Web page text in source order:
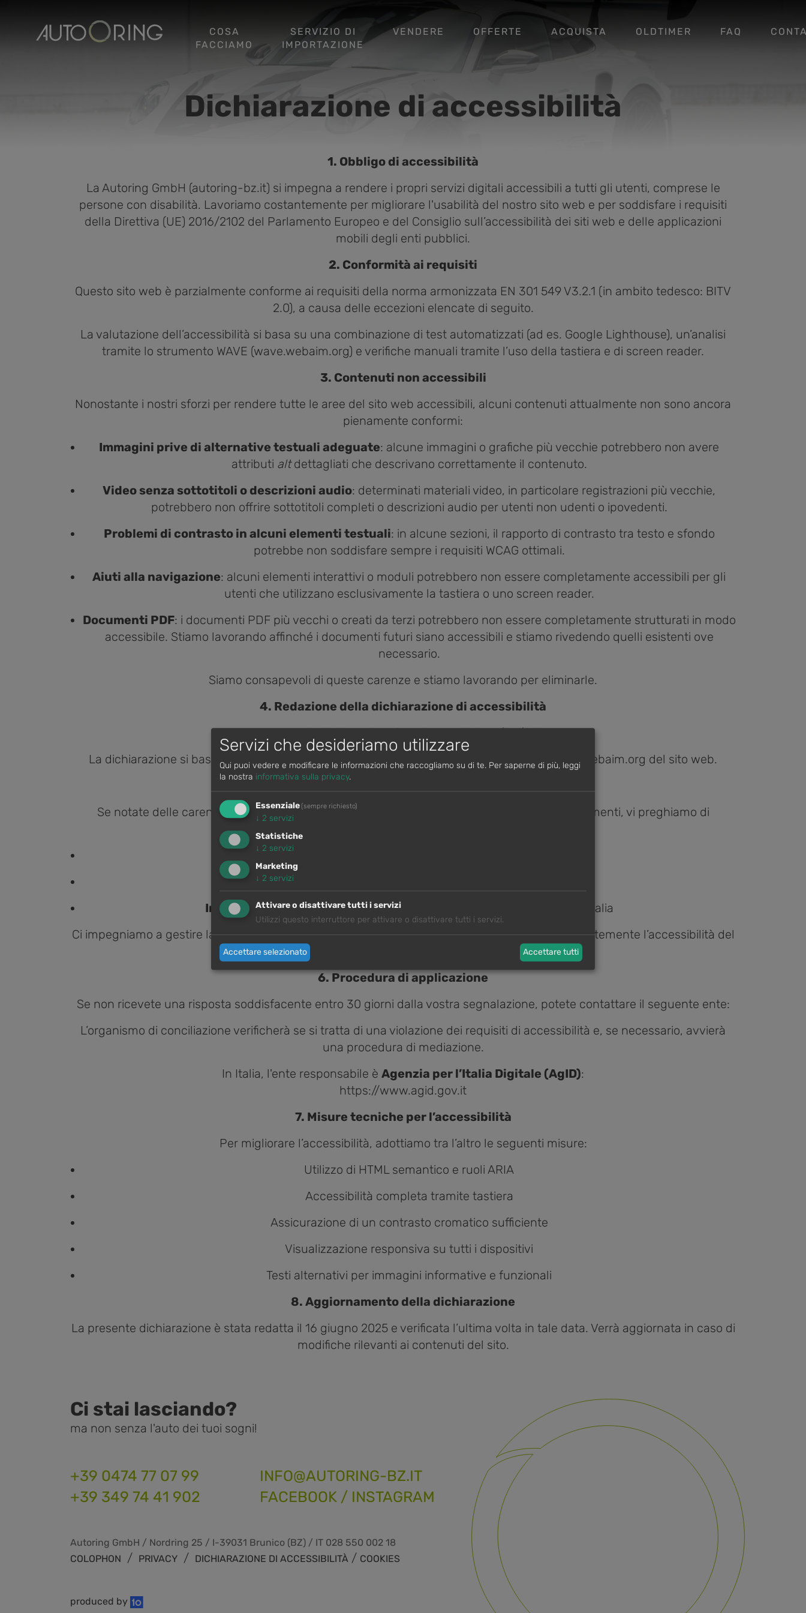
COSA
FACCIAMO
SERVIZIO DI
IMPORTAZIONE
VENDERE OFFERTE ACQUISTA OLDTIMER FAQ
Dichiarazione di accessibilità
1. Obbligo di accessibilità
La Autoring GmbH (autoring-bz.it) si impegna a rendere i propri servizi digitali accessibili a tutti gli utenti, comprese le
persone con disabilità. Lavoriamo costantemente per migliorare l'usabilità del nostro sito web e per soddisfare i requisiti
della Direttiva (UE) 2016/2102 del Parlamento Europeo e del Consiglio sull’accessibilità dei siti web e delle applicazioni
mobili degli enti pubblici.
2. Conformità ai requisiti
Questo sito web è parzialmente conforme ai requisiti della norma armonizzata EN 301 549 V3.2.1 (in ambito tedesco: BITV
2.0), a causa delle eccezioni elencate di seguito.
La valutazione dell’accessibilità si basa su una combinazione di test automatizzati (ad es. Google Lighthouse), un’analisi
tramite lo strumento WAVE (wave.webaim.org) e verifiche manuali tramite l’uso della tastiera e di screen reader.
3. Contenuti non accessibili
Nonostante i nostri sforzi per rendere tutte le aree del sito web accessibili, alcuni contenuti attualmente non sono ancora
pienamente conformi:
Immagini prive di alternative testuali adeguate: alcune immagini o grafiche più vecchie potrebbero non avere
attributi altdettagliati che descrivano correttamente il contenuto.
Video senza sottotitoli o descrizioni audio: determinati materiali video, in particolare registrazioni più vecchie,
potrebbero non offrire sottotitoli completi o descrizioni audio per utenti non udenti o ipovedenti.
Problemi di contrasto in alcuni elementi testuali: in alcune sezioni, il rapporto di contrasto tra testo e sfondo
potrebbe non soddisfare sempre i requisiti WCAG ottimali.
Aiuti alla navigazione: alcuni elementi interattivi o moduli potrebbero non essere completamente accessibili per gli
utenti che utilizzano esclusivamente la tastiera o uno screen reader.
Documenti PDF: i documenti PDF più vecchi o creati da terzi potrebbero non essere completamente strutturati in modo
accessibile. Stiamo lavorando affinché i documenti futuri siano accessibili e stiamo rivedendo quelli esistenti ove
necessario.
Siamo consapevoli di queste carenze e stiamo lavorando per eliminarle.
4. Redazione della dichiarazione di accessibilità
La presente dichiarazione è stata redatta il 16/06/2025.
La dichiarazione si basa su un'autovalutazione e sull’analisi effettuata tramite
https://wave.webaim.org del sito web.
5. Feedback e contatti
Se notate delle carenze riguardo all’accessibilità del nostro sito o avete domande o suggerimenti, vi preghiamo di
Indirizzo postale: Autoring GmbH, Nordring 25, I-39031 Bruneck (BZ) Italia
Ci impegniamo a gestire la vostra segnalazione il più rapidamente possibile e a migliorare costantemente l’accessibilità del
6. Procedura di applicazione
Se non ricevete una risposta soddisfacente entro 30 giorni dalla vostra segnalazione, potete contattare il seguente ente:
L’organismo di conciliazione verificherà se si tratta di una violazione dei requisiti di accessibilità e, se necessario, avvierà
una procedura di mediazione.
In Italia, l'ente responsabile è Agenzia per l’Italia Digitale (AgID):
https://www.agid.gov.it
7. Misure tecniche per l’accessibilità
Per migliorare l’accessibilità, adottiamo tra l’altro le seguenti misure:
Utilizzo di HTML semantico e ruoli ARIA
Accessibilità completa tramite tastiera
Assicurazione di un contrasto cromatico sufficiente
Visualizzazione responsiva su tutti i dispositivi
Testi alternativi per immagini informative e funzionali
8. Aggiornamento della dichiarazione
La presente dichiarazione è stata redatta il 16 giugno 2025 e verificata l’ultima volta in tale data. Verrà aggiornata in caso di
modifiche rilevanti ai contenuti del sito.
Ci stai lasciando?
ma non senza l'auto dei tuoi sogni!
+39 0474 77 07 99
INFO@AUTORING-BZ.IT
+39 349 74 41 902
FACEBOOK / INSTAGRAM
Autoring GmbH / Nordring 25 / I-39031 Brunico (BZ) / IT 028 550 002 18
COLOPHON
/ PRIVACY / DICHIARAZIONE DI ACCESSIBILITÀ / COOKIES
produced by
Servizi che desideriamo utilizzare
Qui puoi vedere e modificare le informazioni che raccogliamo su di te. Per saperne di più, leggi
la nostra informativa sulla privacy.
Essenziale(sempre richiesto)
↓ 2 servizi
Statistiche
↓ 2 servizi
Marketing
↓ 2 servizi
Attivare o disattivare tutti i servizi
Utilizzi questo interruttore per attivare o disattivare tutti i servizi.
Accettare selezionato Accettare tutti